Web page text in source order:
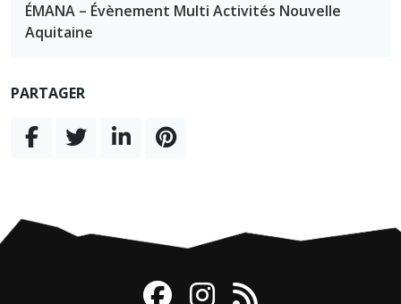
ÉMANA – Évènement Multi Activités Nouvelle
Aquitaine
PARTAGER